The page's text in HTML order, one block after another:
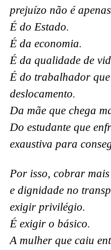
prejuízo não é
É do Estado.
É da economia.
É da qualidade de
É do trabalhador
deslocamento.
Da mãe que chega
Do estudante que
exaustiva para
Por isso, cobrar
e dignidade no
exigir privilégio.
É exigir o básico.
A mulher que caiu